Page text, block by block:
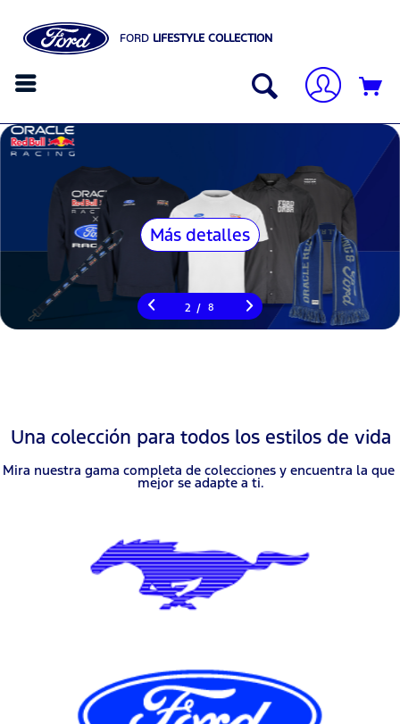
FORD LIFESTYLE COLLECTION
Más detalles
2 / 8
Una colección para todos los estilos de vida
Mira nuestra gama completa de colecciones y encuentra la que
mejor se adapte a ti.